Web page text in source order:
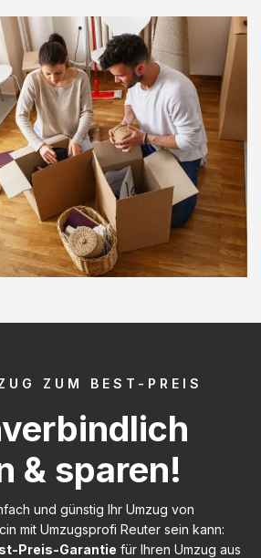
ZUM BEST-PREIS
& sparen!
und günstig Ihr Umzug von
mit Umzugsprofi Reuter sein kann:
Preis-Garantie für Ihren Umzug aus